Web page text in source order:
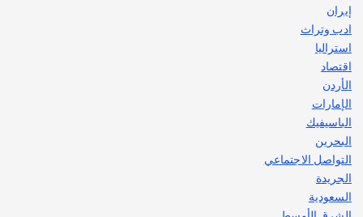
إيران
ادب وتراث
استراليا
اقتصاد
الأردن
الإمارات
الباسيفيك
البحرين
التواصل الاجتماعي
الجريدة
السعودية